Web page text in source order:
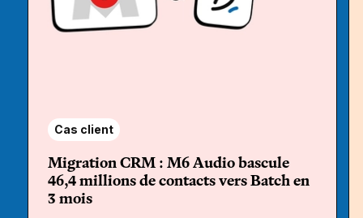
Cas client
Migration CRM : M6 Audio bascule
46,4 millions de contacts vers Batch en
3 mois